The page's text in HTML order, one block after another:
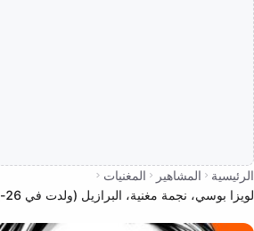
الرئيسية المشاهير
المغنيات
لويزا بوسي، نجمة مغنية، البرازيل (ولدت في 26-يونيو-1984)